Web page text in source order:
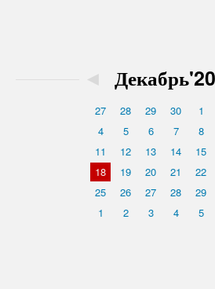
◄
27 28 29 30 1
4
5 6 7 8
11
12 13 14 15
18
19 20 21 22
25
26 27 28 29
1
2 3 4 5